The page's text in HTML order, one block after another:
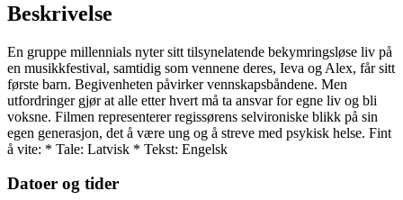
Beskrivelse
En gruppe millennials nyter sitt tilsynelatende bekymringsløse liv på
en musikkfestival, samtidig som vennene deres, Ieva og Alex, får sitt
første barn. Begivenheten påvirker vennskapsbåndene. Men
utfordringer gjør at alle etter hvert må ta ansvar for egne liv og bli
voksne. Filmen representerer regissørens selvironiske blikk på sin
egen generasjon, det å være ung og å streve med psykisk helse. Fint
å vite: * Tale: Latvisk * Tekst: Engelsk
Datoer og tider